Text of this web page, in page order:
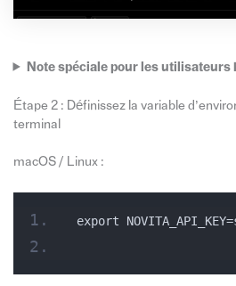
Note spéciale pour les utilisateurs
Étape 2 : Définissez la variable
terminal
macOS / Linux :
export